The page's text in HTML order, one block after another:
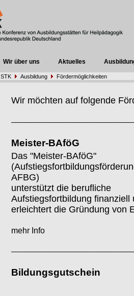
Wir über uns Aktuelles
STK Ausbildung Fördermöglichkeiten
Wir möchten auf folgende
Meister-BAföG
Das "Meister-BAföG"
AFBG)
unterstützt die berufliche
Aufstiegsfortbildung finanziell
erleichtert die Gründung von
mehr Info
Bildungsgutschein